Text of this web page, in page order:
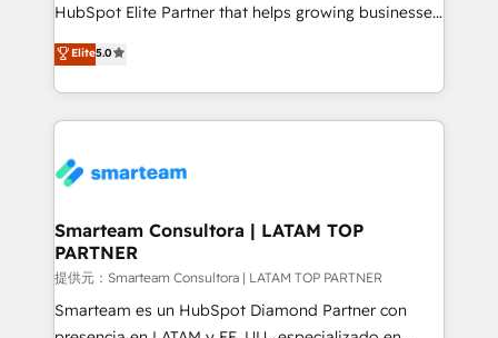
HubSpot Elite Partner that helps growing businesses
design predictable, scalable revenue-driving
strategies. With offices in South Africa and London,
we take a RevOps-led approach that aligns sales,
marketing & service, breaks down silos, and gives
confidence. We deliver end to end strategy and
and technology around a single source of truth to
support sustainable growth and better decision-
making. Working with clients locally and globally, our
expertise includes HubSpot onboarding and CRM
implementation, automation, sales and customer
Elite5.0
Smarteam Consultora | LATAM TOP
PARTNER
提供元：Smarteam Consultora | LATAM TOP PARTNER
Smarteam es un HubSpot Diamond Partner con